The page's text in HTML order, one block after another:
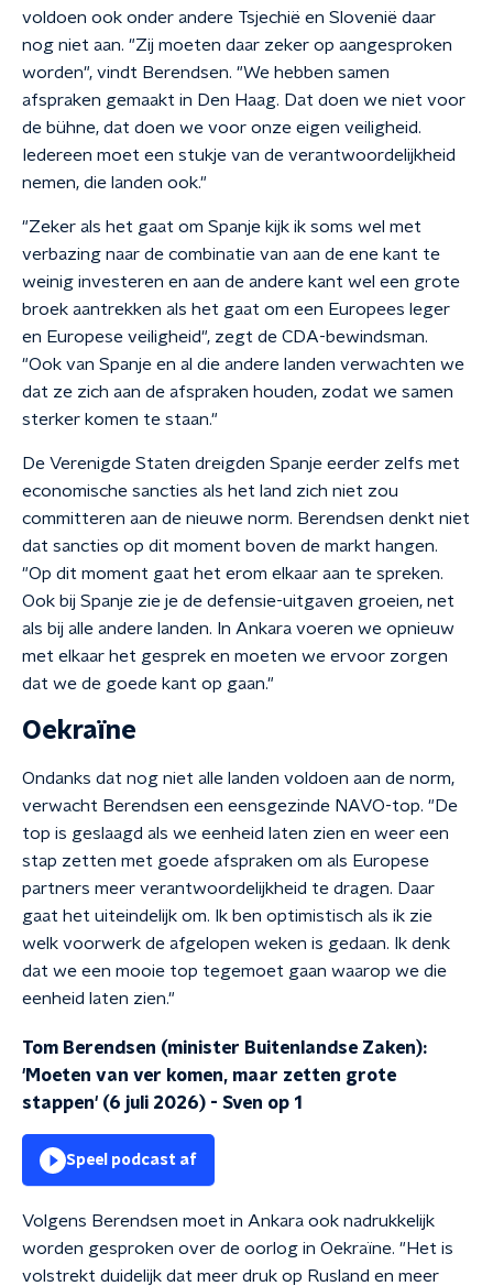
voldoen ook onder andere Tsjechië en Slovenië daar
nog niet aan. "Zij moeten daar zeker op aangesproken
worden", vindt Berendsen. "We hebben samen
afspraken gemaakt in Den Haag. Dat doen we niet voor
de bühne, dat doen we voor onze eigen veiligheid.
Iedereen moet een stukje van de verantwoordelijkheid
nemen, die landen ook."
"Zeker als het gaat om Spanje kijk ik soms wel met
verbazing naar de combinatie van aan de ene kant te
weinig investeren en aan de andere kant wel een grote
broek aantrekken als het gaat om een Europees leger
en Europese veiligheid", zegt de CDA-bewindsman.
"Ook van Spanje en al die andere landen verwachten we
dat ze zich aan de afspraken houden, zodat we samen
sterker komen te staan."
De Verenigde Staten dreigden Spanje eerder zelfs met
economische sancties als het land zich niet zou
committeren aan de nieuwe norm. Berendsen denkt niet
dat sancties op dit moment boven de markt hangen.
"Op dit moment gaat het erom elkaar aan te spreken.
Ook bij Spanje zie je de defensie-uitgaven groeien, net
als bij alle andere landen. In Ankara voeren we opnieuw
met elkaar het gesprek en moeten we ervoor zorgen
dat we de goede kant op gaan."
Oekraïne
Ondanks dat nog niet alle landen voldoen aan de norm,
verwacht Berendsen een eensgezinde NAVO-top. "De
top is geslaagd als we eenheid laten zien en weer een
stap zetten met goede afspraken om als Europese
partners meer verantwoordelijkheid te dragen. Daar
gaat het uiteindelijk om. Ik ben optimistisch als ik zie
welk voorwerk de afgelopen weken is gedaan. Ik denk
dat we een mooie top tegemoet gaan waarop we die
eenheid laten zien."
Tom Berendsen (minister Buitenlandse Zaken):
'Moeten van ver komen, maar zetten grote
stappen' (6 juli 2026) - Sven op 1
Speel podcast af
Volgens Berendsen moet in Ankara ook nadrukkelijk
worden gesproken over de oorlog in Oekraïne. "Het is
volstrekt duidelijk dat meer druk op Rusland en meer